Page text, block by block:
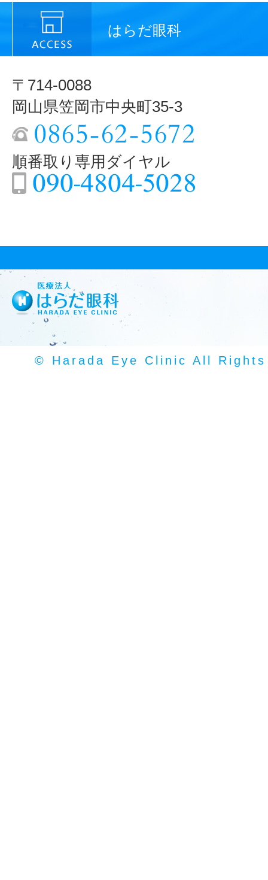
はらだ眼科
〒714-0088
岡山県笠岡市中央町35-3
順番取り専用ダイヤル
© Harada Eye Clinic All